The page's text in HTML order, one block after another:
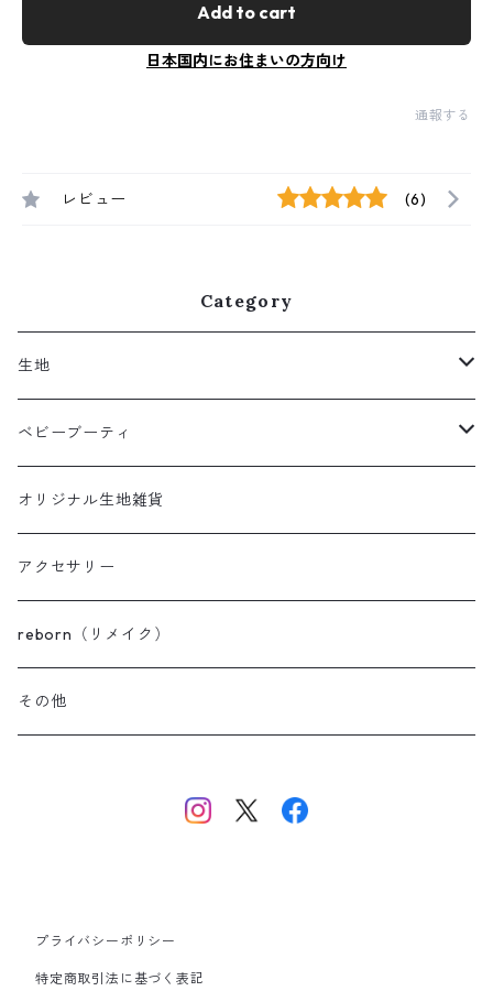
Add to cart
日本国内にお住まいの方向け
通報する
レビュー (6)
Category
生地
クロスチェック柄
ポップ
スモーキー
ベビーブーティ
パイルベビーブーティ
ボアベビーブーティ
セレモニーベビーブーティ
オリジナル生地雑貨
アクセサリー
reborn（リメイク）
その他
プライバシーポリシー
特定商取引法に基づく表記